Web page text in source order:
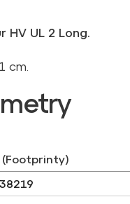
HV UL 2 Long.
cm.
(Footprinty)